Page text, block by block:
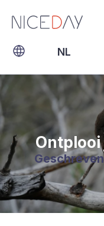
NL
EN
Ontplooi